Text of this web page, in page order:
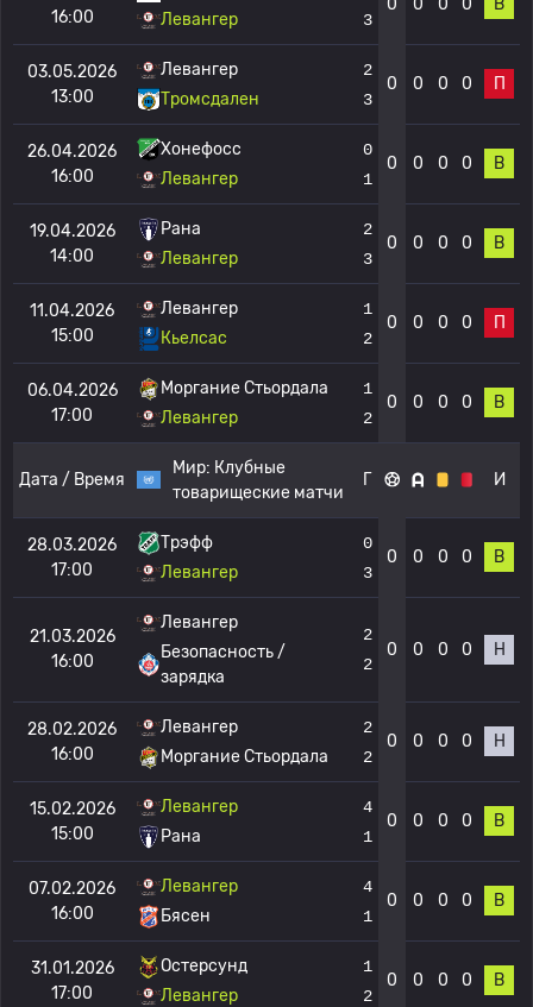
16:00
Левангер
3
0 0 0 0 В
03.05.2026
13:00
Левангер
Тромсдален
2
3
0 0 0 0 П
26.04.2026
16:00
Хонефосс
Левангер
0
1
0 0 0 0 В
19.04.2026
14:00
Рана
Левангер
2
3
0 0 0 0 В
11.04.2026
15:00
Левангер
Кьелсас
1
2
0 0 0 0 П
06.04.2026
17:00
Моргание Стьордала
Левангер
1
2
0 0 0 0 В
Дата / Время
Мир: Клубные
товарищеские матчи
Г И
28.03.2026
17:00
Трэфф
Левангер
0
3
0 0 0 0 В
21.03.2026
16:00
Левангер
Безопасность /
зарядка
2
2
0 0 0 0 Н
28.02.2026
16:00
Левангер
Моргание Стьордала
2
2
0 0 0 0 Н
15.02.2026
15:00
Левангер
Рана
4
1
0 0 0 0 В
07.02.2026
16:00
Левангер
Бясен
4
1
0 0 0 0 В
31.01.2026
17:00
Остерсунд
Левангер
1
2
0 0 0 0 В